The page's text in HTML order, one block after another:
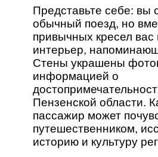
Представьте себе: вы
обычный поезд, но
привычных кресел вас
интерьер,
Стены украшены
информацией о
Пензенской области.
пассажир может
путешественником,
историю и культуру